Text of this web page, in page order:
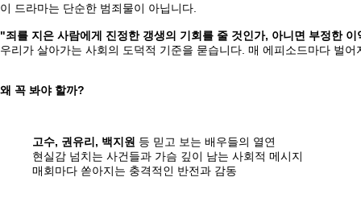
이 드라마는 단순한 범죄물이 아닙니다.
"죄를 지은 사람에게 진정한 갱생의 기회를 줄 것인가, 아니면 부정한
우리가 살아가는 사회의 도덕적 기준을 묻습니다. 매 에피소드마다 벌
왜 꼭 봐야 할까?
고수, 권유리, 백지원 등 믿고 보는 배우들의 열연
현실감 넘치는 사건들과 가슴 깊이 남는 사회적 메시지
매회마다 쏟아지는 충격적인 반전과 감동